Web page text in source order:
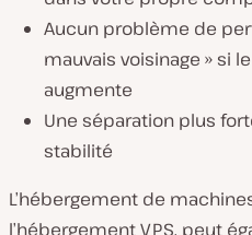
Aucun problème de
mauvais voisinage » si
augmente
Une séparation plus
stabilité
L’hébergement de
l’hébergement VPS, peut